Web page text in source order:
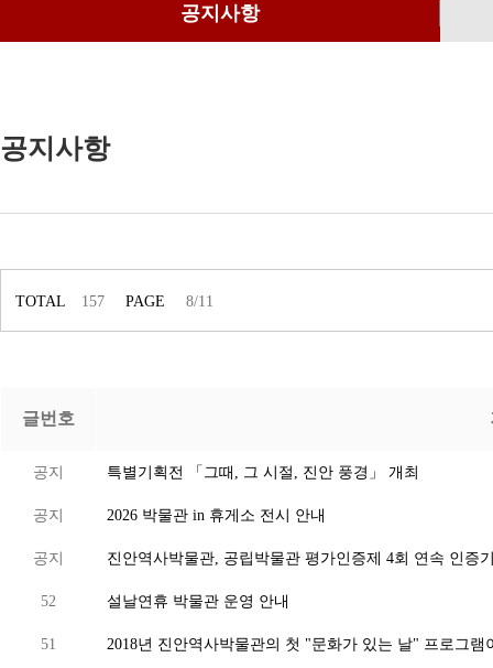
공지사항
공지사항
TOTAL 157 PAGE 8/11
글번호
공지 특별기획전 「그때, 그 시절, 진안 풍경」 개최
공지 2026 박물관 in 휴게소 전시 안내
공지 진안역사박물관, 공립박물관 평가인증제 4회 연속 인증
52 설날연휴 박물관 운영 안내
51 2018년 진안역사박물관의 첫 "문화가 있는 날" 프로그